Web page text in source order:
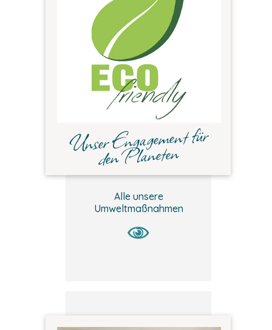
Unser Engagement für
den Planeten
Alle unsere
Umweltmaßnahmen